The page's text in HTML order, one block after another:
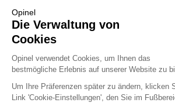
Opinel
Die Verwaltung von
Cookies
Opinel verwendet Cookies, um Ihnen das
bestmögliche Erlebnis auf unserer Website zu
Um Ihre Präferenzen später zu ändern, klicken
Link 'Cookie-Einstellungen', den Sie im
Werbegeschenke
Gastronome
Opinel News
Neuigkeiten erhalten
Besuchen Sie uns